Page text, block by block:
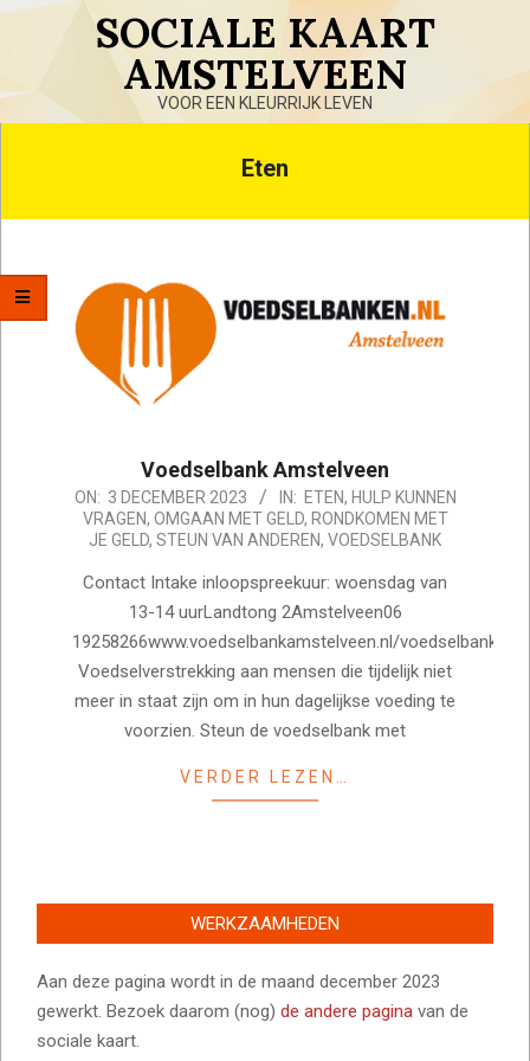
Skip
SOCIALE KAART
AMSTELVEEN
VOOR EEN KLEURRIJK LEVEN
Eten
Voedselbank Amstelveen
2023-
12-
ON: 3 DECEMBER 2023 IN: ETEN, HULP KUNNEN
VRAGEN, OMGAAN MET GELD, RONDKOMEN MET
JE GELD, STEUN VAN ANDEREN, VOEDSELBANK
Contact Intake inloopspreekuur: woensdag van
13-14 uurLandtong 2Amstelveen06
19258266www.voedselbankamstelveen.nl/
Voedselverstrekking aan mensen die tijdelijk niet
meer in staat zijn om in hun dagelijkse voeding te
voorzien. Steun de voedselbank met
VERDER LEZEN…
WERKZAAMHEDEN
Aan deze pagina wordt in de maand december 2023
gewerkt. Bezoek daarom (nog) de andere pagina van de
sociale kaart.